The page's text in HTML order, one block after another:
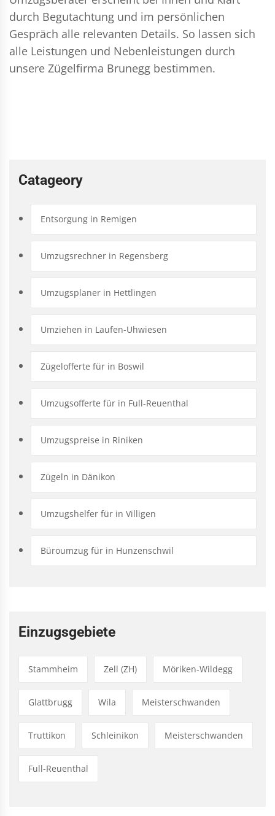
durch Begutachtung und im persönlichen
Gespräch alle relevanten Details. So lassen sich
alle Leistungen und Nebenleistungen durch
unsere Zügelfirma Brunegg bestimmen.
Catageory
Entsorgung in Remigen
Umzugsrechner in Regensberg
Umzugsplaner in Hettlingen
Umziehen in Laufen-Uhwiesen
Zügelofferte für in Boswil
Umzugsofferte für in Full-Reuenthal
Umzugspreise in Riniken
Zügeln in Dänikon
Umzugshelfer für in Villigen
Büroumzug für in Hunzenschwil
Einzugsgebiete
Stammheim Zell (ZH) Möriken-Wildegg
Glattbrugg Wila Meisterschwanden
Truttikon Schleinikon Meisterschwanden
Full-Reuenthal